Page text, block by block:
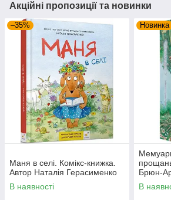
Акційні пропозиції та новинки
–35%
Маня в селі. Комікс-книжка.
Автор Наталія Герасименко
В наявності
Новинка
Брюн-
В